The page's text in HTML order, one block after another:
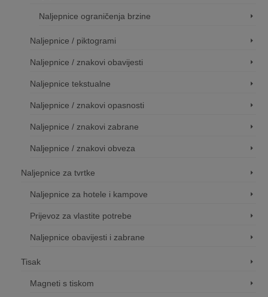
Naljepnice ograničenja brzine
Naljepnice / piktogrami
Naljepnice / znakovi obavijesti
Naljepnice tekstualne
Naljepnice / znakovi opasnosti
Naljepnice / znakovi zabrane
Naljepnice / znakovi obveza
Naljepnice za tvrtke
Naljepnice za hotele i kampove
Prijevoz za vlastite potrebe
Naljepnice obavijesti i zabrane
Tisak
Magneti s tiskom